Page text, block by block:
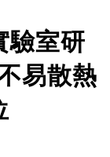
舒適性
驗室研
易散熱